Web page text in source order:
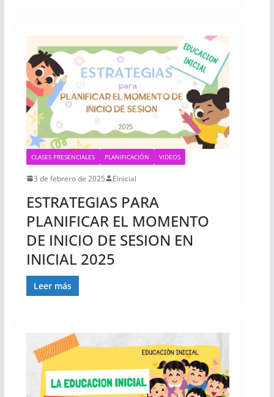
CLASES PRESENCIALES PLANIFICACIÓN VIDEOS
3 de febrero de 2025 EInicial
ESTRATEGIAS PARA
PLANIFICAR EL MOMENTO
DE INICIO DE SESION EN
INICIAL 2025
Leer más